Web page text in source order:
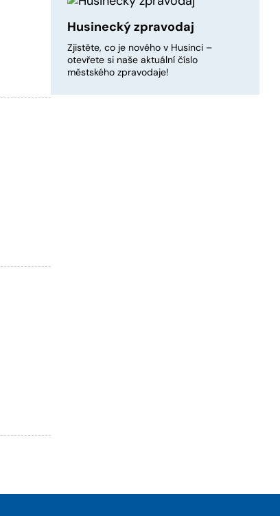
Husinecký zpravodaj
Zjistěte, co je nového v Husinci –
otevřete si naše aktuální číslo
městského zpravodaje!